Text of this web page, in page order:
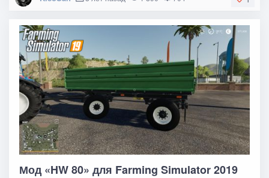
Мод «HW 80» для Farming Simulator 2019